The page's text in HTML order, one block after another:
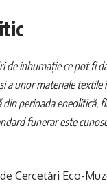
inhumație ce pot fi
a unor materiale
perioada eneolitică,
funerar este
Cercetări Eco-